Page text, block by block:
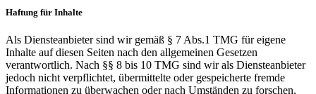
Haftung für Inhalte
Als Diensteanbieter sind wir gemäß § 7 Abs.1 TMG für eigene
Inhalte auf diesen Seiten nach den allgemeinen Gesetzen
verantwortlich. Nach §§ 8 bis 10 TMG sind wir als Diensteanbieter
jedoch nicht verpflichtet, übermittelte oder gespeicherte fremde
Informationen zu überwachen oder nach Umständen zu forschen,